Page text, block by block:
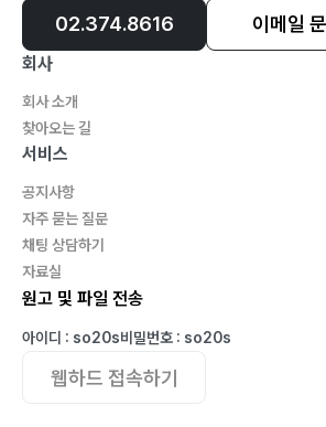
186 _ 아는 것이 아니라, 하는 것이 힘
187 _ 인생이란 계단의 연속이다
188 _ Born-Choice(선택)-Dead
189 _ 축구는 실수의 스포츠이다
190 _ 나는 천천히 걸어가지만 뒤로는
192 _ CEO에게 직관은 필수다
193 _ 앞서 간 사람에게 배워라
194 _ 열등감은 가장 확실한 모티베이
195 _ 다른 사람에게 관심이 없는 사람
196 _ 재능이 더 중요해요? 노력이 더
198 _ 꾸준히 한 방향으로 똑바로 걸어
02.374.8616 이메일
회사
회사 소개
찾아오는 길
서비스
공지사항
자주 묻는 질문
채팅 상담하기
자료실
원고 및 파일 전송
아이디 : so20s비밀번호 : so20s
웹하드 접속하기